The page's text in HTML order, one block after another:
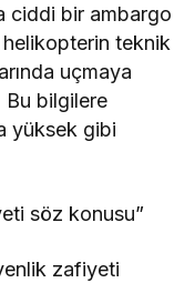
ciddi bir ambargo
helikopterin teknik
uçmaya
Bu bilgilere
yüksek gibi
söz konusu”
zafiyeti